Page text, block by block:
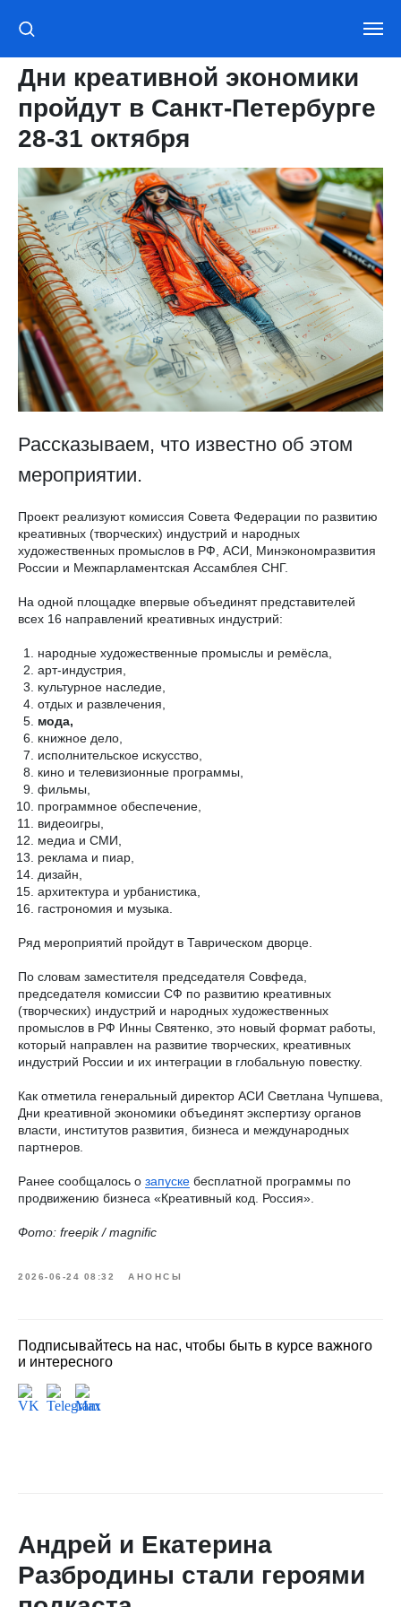
Дни креативной экономики
пройдут в Санкт-Петербурге
28-31 октября
Рассказываем, что известно об этом
мероприятии.
Проект реализуют комиссия Совета Федерации по развитию
креативных (творческих) индустрий и народных
художественных промыслов в РФ, АСИ, Минэкономразвития
России и Межпарламентская Ассамблея СНГ.
На одной площадке впервые объединят представителей
всех 16 направлений креативных индустрий:
народные художественные промыслы и ремёсла,
арт-индустрия,
культурное наследие,
отдых и развлечения,
мода,
книжное дело,
исполнительское искусство,
кино и телевизионные программы,
фильмы,
программное обеспечение,
видеоигры,
медиа и СМИ,
реклама и пиар,
дизайн,
архитектура и урбанистика,
гастрономия и музыка.
Ряд мероприятий пройдут в Таврическом дворце.
По словам заместителя председателя Совфеда,
председателя комиссии СФ по развитию креативных
(творческих) индустрий и народных художественных
промыслов в РФ Инны Святенко, это новый формат работы,
который направлен на развитие творческих, креативных
индустрий России и их интеграции в глобальную повестку.
Как отметила генеральный директор АСИ Светлана Чупшева,
Дни креативной экономики объединят экспертизу органов
власти, институтов развития, бизнеса и международных
партнеров.
Ранее сообщалось о запуске бесплатной программы по
продвижению бизнеса «Креативный код. Россия».
Фото: freepik / magnific
2026-06-24 08:32 АНОНСЫ
Подписывайтесь на нас, чтобы быть в курсе важного
и интересного
Андрей и Екатерина
Разбродины стали героями